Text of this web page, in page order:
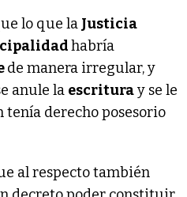
lo que la Justicia
habría
de manera irregular, y
anule la escrituray se le
tenía derecho posesorio
al respecto también